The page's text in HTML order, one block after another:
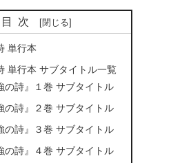
目次
単行本
単行本 サブタイトル一覧
の詩』１巻 サブタイトル
の詩』２巻 サブタイトル
の詩』３巻 サブタイトル
の詩』４巻 サブタイトル